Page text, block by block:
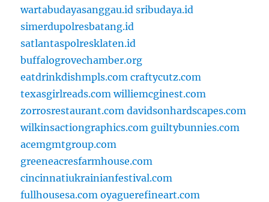
wartabudayasanggau.id sribudaya.id
simerdupolresbatang.id
satlantaspolresklaten.id
buffalogrovechamber.org
eatdrinkdishmpls.com craftycutz.com
texasgirlreads.com williemcginest.com
zorrosrestaurant.com davidsonhardscapes.com
wilkinsactiongraphics.com guiltybunnies.com
acemgmtgroup.com
greeneacresfarmhouse.com
cincinnatiukrainianfestival.com
fullhousesa.com oyaguerefineart.com